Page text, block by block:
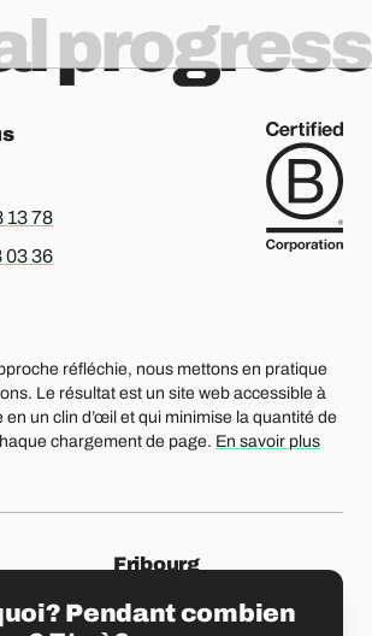
progress
ou l’anglais, merci d’appeler le
13 78
ou l’anglais, merci d’appeler le
03 36
réfléchie, nous mettons en pratique
Le résultat est un site web accessible à
en un clin d’œil et qui minimise la quantité de
chargement de page. En savoir plus
Fribourg
CH-1700 Fribourg
Pendant combien